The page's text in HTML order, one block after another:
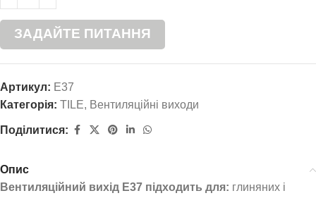
ЗАДАЙТЕ ПИТАННЯ
Артикул: E37
Категорія: TILE, Вентиляційні виходи
Поділитися:
Опис
Вентиляційний вихід E37 підходить для: глиняних і